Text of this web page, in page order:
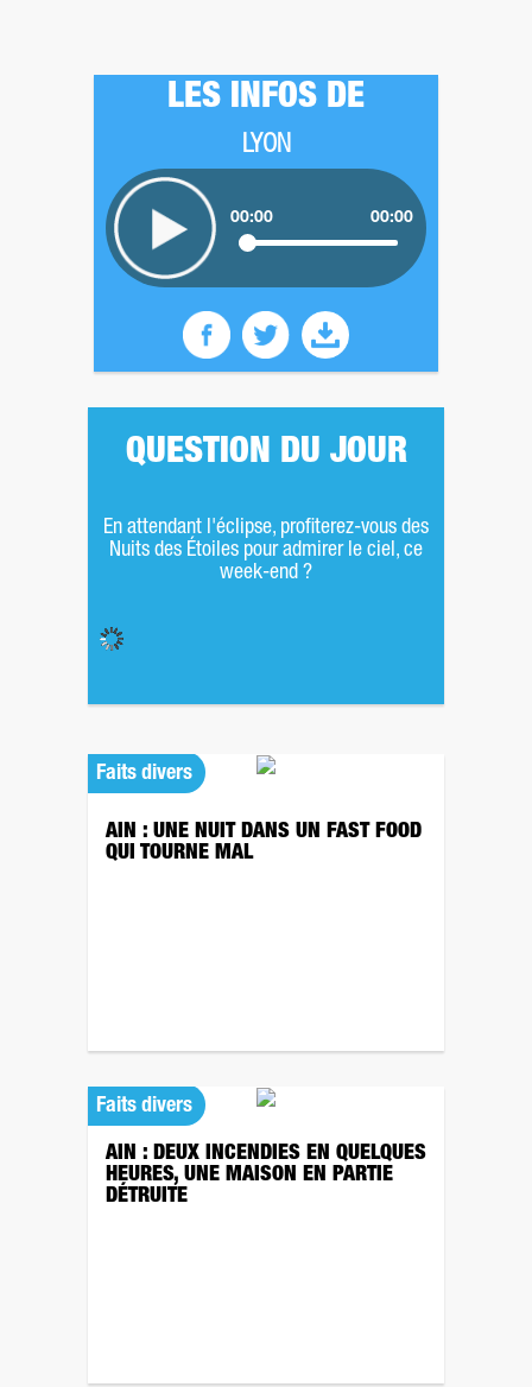
LES INFOS DE
LYON
00:00 00:00
QUESTION DU JOUR
En attendant l'éclipse, profiterez-vous des
Nuits des Étoiles pour admirer le ciel, ce
week-end ?
Faits divers
AIN : UNE NUIT DANS UN FAST FOOD
QUI TOURNE MAL
Faits divers
AIN : DEUX INCENDIES EN QUELQUES
HEURES, UNE MAISON EN PARTIE
DÉTRUITE